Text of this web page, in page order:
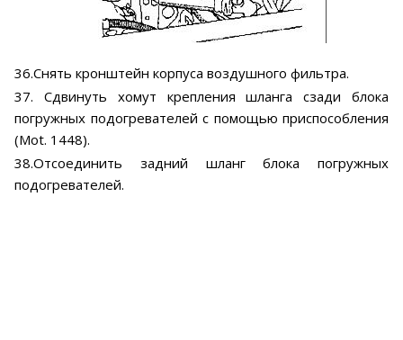
36.Снять кронштейн корпуса воздушного фильтра.
37. Сдвинуть хомут крепления шланга сзади блока
погружных подогревателей с помощью приспособления
(Mot. 1448).
38.Отсоединить задний шланг блока погружных
подогревателей.